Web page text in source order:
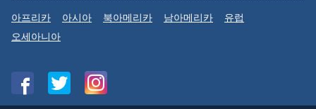
아프리카 아시아 북아메리카 남아메리카
유럽
오세아니아